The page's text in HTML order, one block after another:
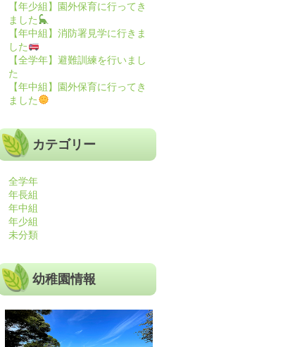
【年少組】園外保育に行ってき
ました
【年中組】消防署見学に行きま
した
【全学年】避難訓練を行いまし
た
【年中組】園外保育に行ってき
ました
カテゴリー
全学年
年長組
年中組
年少組
未分類
幼稚園情報